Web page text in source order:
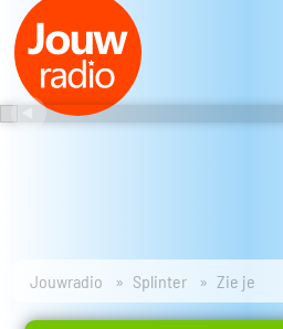
Jouwradio Splinter Zie je